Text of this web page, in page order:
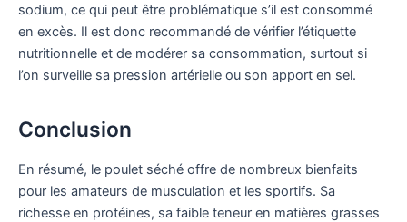
sodium, ce qui peut être problématique s’il est consommé
en excès. Il est donc recommandé de vérifier l’étiquette
nutritionnelle et de modérer sa consommation, surtout si
l’on surveille sa pression artérielle ou son apport en sel.
Conclusion
En résumé, le poulet séché offre de nombreux bienfaits
pour les amateurs de musculation et les sportifs. Sa
richesse en protéines, sa faible teneur en matières grasses